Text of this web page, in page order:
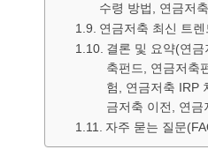
수령 방법, 연금저
연금저축 최신 트
결론 및 요약(연
축펀드, 연금저축
험, 연금저축 IRP
금저축 이전, 연금
자주 묻는 질문